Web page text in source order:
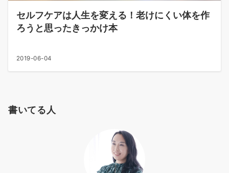
セルフケアは人生を変える！老けにくい体を作
ろうと思ったきっかけ本
2019-06-04
書いてる人